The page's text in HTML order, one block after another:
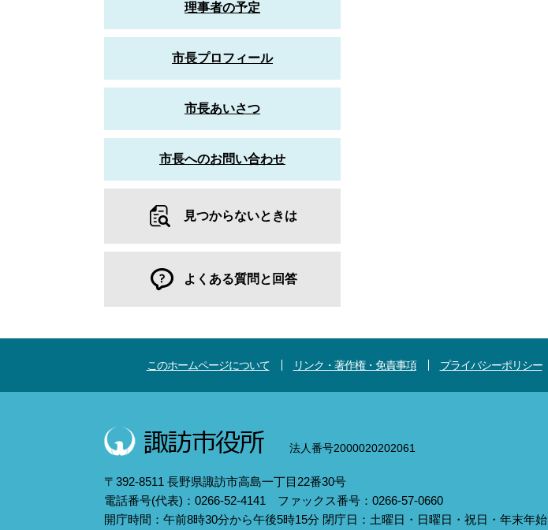
理事者の予定
市長プロフィール
市長あいさつ
市長へのお問い合わせ
見つからないときは
よくある質問と回答
このホームページについて リンク・著作権・免責事項 プライバシーポリシー
法人番号2000020202061
〒392-8511 長野県諏訪市高島一丁目22番30号
電話番号(代表)：0266-52-4141 ファックス番号：0266-57-0660
開庁時間：午前8時30分から午後5時15分 閉庁日：土曜日・日曜日・祝日・年末年始